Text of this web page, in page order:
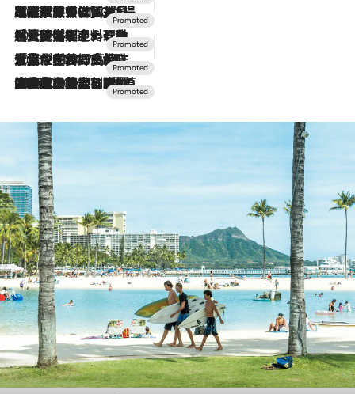
2026.7.31
【ホテル帰省】という選択肢をOMOが提案。家族とほどよい距離を保つには「昼は実家、夜は気兼ねなくホテルで！」
2026.7.24
【夏限定ディナーコース】旬を迎える稚鮎や花ズッキーニなどをイタリア・トスカーナの郷土料理の手法で満喫！
2026.7.17
「土佐和ハーブかき氷」がOMO7高知に登場！生姜、山椒、大葉など目にも舌にも涼を呼ぶ郷土の味
2026.7.10
NEW OPEN！【界 草津】名湯の地に誕生。趣の異なる2種の温泉と上州ならではの会席・蕎麦割烹など美食を味わう究極の癒やし旅